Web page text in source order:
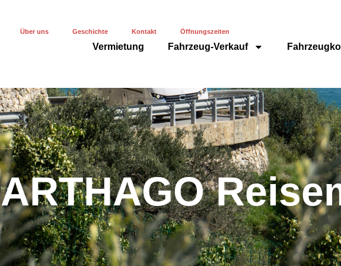
Über uns Geschichte Kontakt Öffnungszeiten
Vermietung Fahrzeug-Verkauf